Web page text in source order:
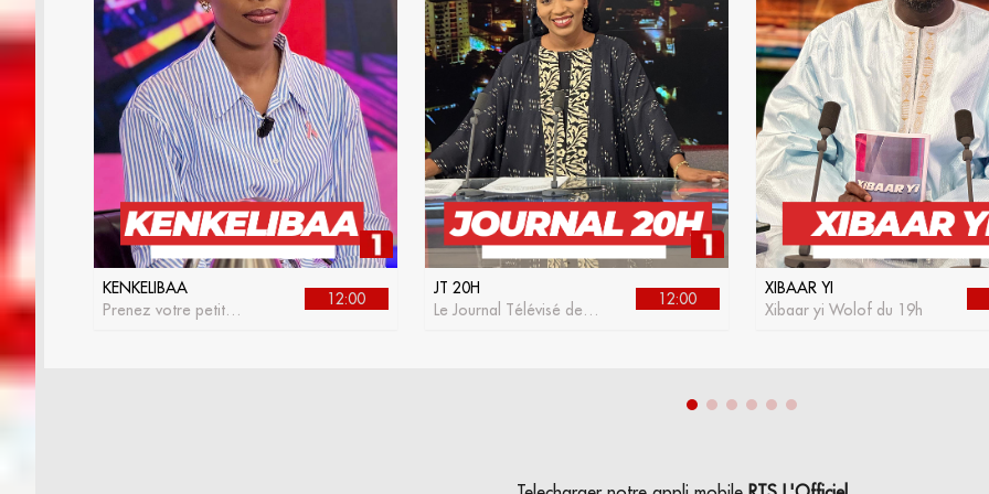
KENKELIBAA
Prenez votre petit
12:00
JT 20H
Le Journal Télévisé de la
12:00
XIBAAR YI
Xibaar yi Wolof du 19h